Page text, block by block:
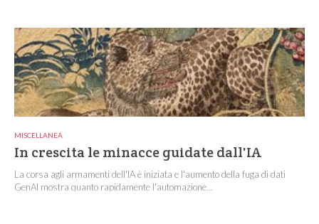
MISCELLANEA
In crescita le minacce guidate dall'IA
La corsa agli armamenti dell'IA è iniziata e l'aumento della fuga di dati
GenAI mostra quanto rapidamente l'automazione...